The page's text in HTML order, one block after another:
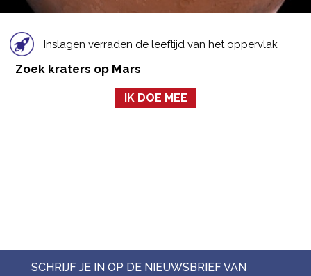
Inslagen verraden de leeftijd van het oppervlak
Zoek kraters op Mars
IK DOE MEE
SCHRIJF JE IN OP DE NIEUWSBRIEF VAN